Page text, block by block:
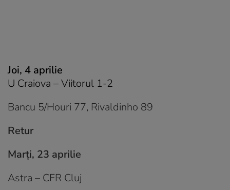
Joi, 4 aprilie
U Craiova – Viitorul 1-2
Bancu 5/Houri 77, Rivaldinho 89
Retur
Marți, 23 aprilie
Astra – CFR Cluj